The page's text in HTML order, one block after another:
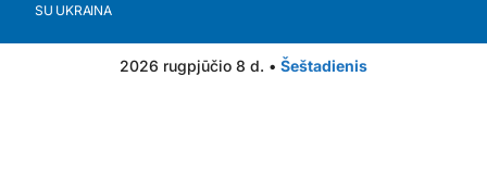
SU UKRAINA
2026 rugpjūčio 8 d. • Šeštadienis